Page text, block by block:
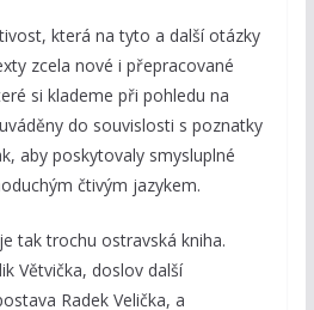
která na tyto a další otázky
zcela nové i přepracované
si klademe při pohledu na
do souvislosti s poznatky
aby poskytovaly smysluplné
čtivým jazykem.
tak trochu ostravská kniha.
Větvička, doslov další
Radek Velička, a